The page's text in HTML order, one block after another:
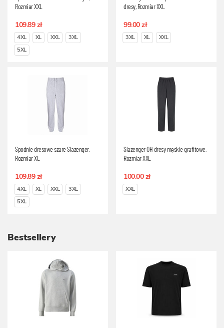
Rozmiar XXL
109.89 zł
4XL XL XXL
3XL
5XL
dresy, Rozmiar XXL
99.00 zł
3XL XL XXL
Spodnie dresowe szare Slazenger,
Rozmiar XL
109.89 zł
4XL XL XXL
3XL
5XL
Slazenger OH dresy męskie grafitowe,
Rozmiar XXL
100.00 zł
XXL
Bestsellery